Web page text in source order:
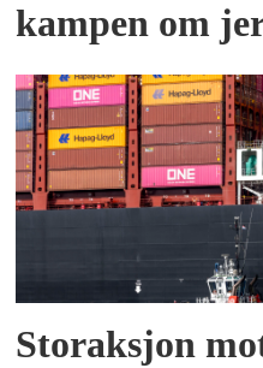
kampen om
Storaksjon